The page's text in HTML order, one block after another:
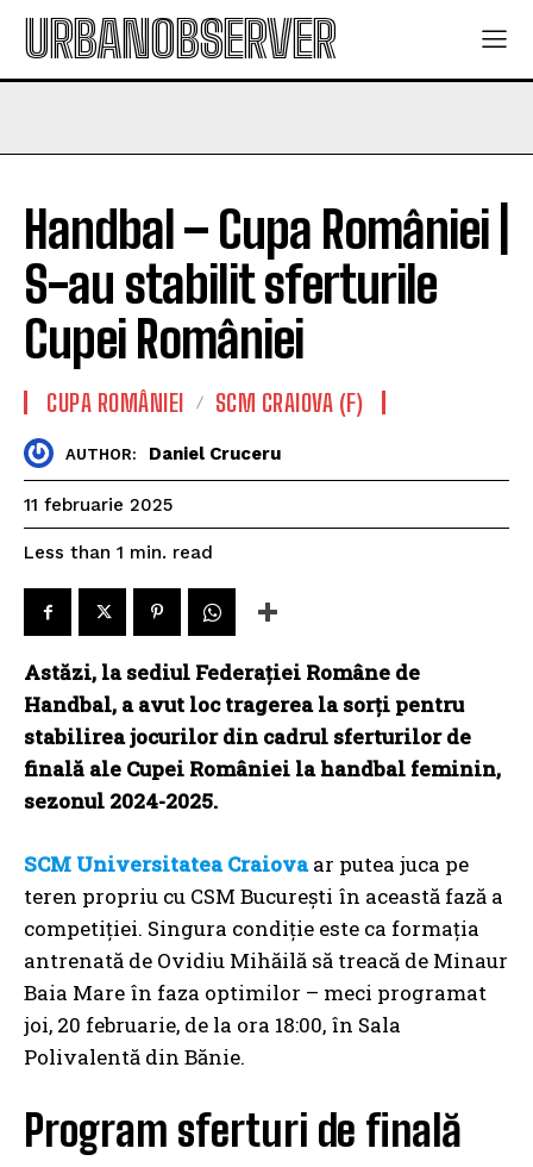
URBANOBSERVER
Handbal – Cupa României |
S-au stabilit sferturile
Cupei României
CUPA ROMÂNIEI SCM CRAIOVA (F)
AUTHOR: Daniel Cruceru
11 februarie 2025
Less than 1 min. read
Astăzi, la sediul Federației Române de
Handbal, a avut loc tragerea la sorți pentru
stabilirea jocurilor din cadrul sferturilor de
finală ale Cupei României la handbal feminin,
sezonul 2024-2025.
SCM Universitatea Craiovaar putea juca pe
teren propriu cu CSM București în această fază a
competiției. Singura condiție este ca formația
antrenată de Ovidiu Mihăilă să treacă de Minaur
Baia Mare în faza optimilor – meci programat
joi, 20 februarie, de la ora 18:00, în Sala
Polivalentă din Bănie.
Program sferturi de finală